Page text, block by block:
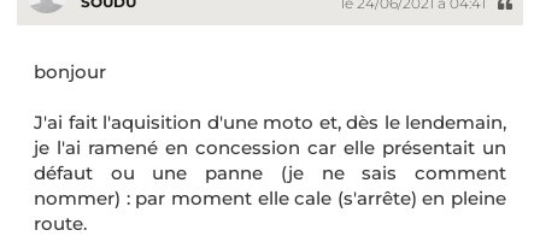
bonjour
J'ai fait l'aquisition d'une moto et, dès le lendemain,
je l'ai ramené en concession car elle présentait un
défaut ou une panne (je ne sais comment
nommer) : par moment elle cale (s'arrête) en pleine
route.